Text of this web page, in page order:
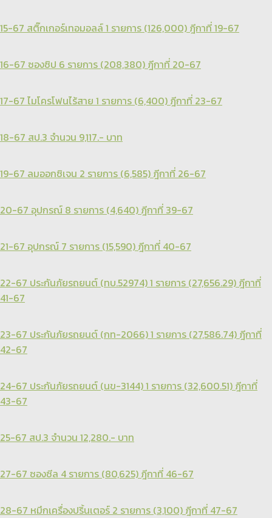
15-67 สติ๊กเกอร์เทอมอลล์ 1 รายการ (126,000) ฎีกาที่ 19-67
16-67 ซองซิป 6 รายการ (208,380) ฎีกาที่ 20-67
17-67 ไมโครโฟนไร้สาย 1 รายการ (6,400) ฎีกาที่ 23-67
18-67 สป.3 จำนวน 9,117.- บาท
19-67 ลมออกซิเจน 2 รายการ (6,585) ฎีกาที่ 26-67
20-67 อุปกรณ์ 8 รายการ (4,640) ฎีกาที่ 39-67
21-67 อุปกรณ์ 7 รายการ (15,590) ฎีกาที่ 40-67
22-67 ประกันภัยรถยนต์ (ทบ.52974) 1 รายการ (27,656.29) ฎีกาที่
41-67
23-67 ประกันภัยรถยนต์ (กท-2066) 1 รายการ (27,586.74) ฎีกาที่
42-67
24-67 ประกันภัยรถยนต์ (นข-3144) 1 รายการ (32,600.51) ฎีกาที่
43-67
25-67 สป.3 จำนวน 12,280.- บาท
27-67 ซองซีล 4 รายการ (80,625) ฎีกาที่ 46-67
28-67 หมึกเครื่องปริ้นเตอร์ 2 รายการ (3,100) ฎีกาที่ 47-67